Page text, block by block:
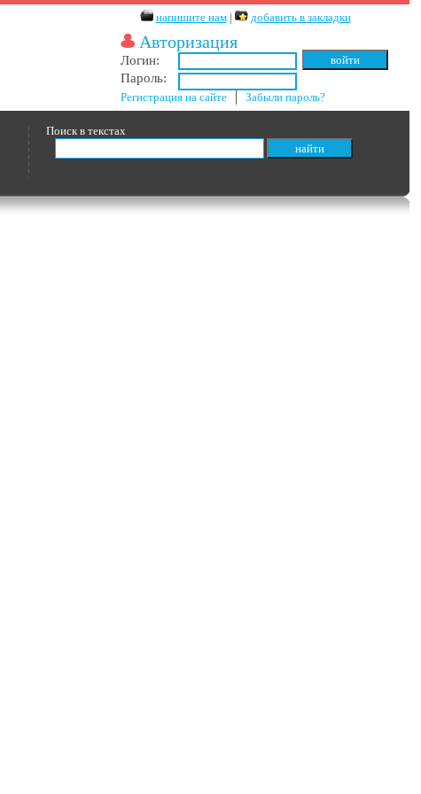
напишите нам| добавить в закладки
Авторизация
Логин:
Пароль:
Регистрация на сайте │Забыли пароль?
Поиск в текстах